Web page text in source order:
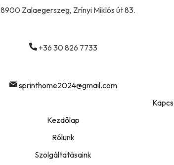
8900 Zalaegerszeg, Zrínyi Miklós út 83.
+36 30 826 7733
sprinthome2024@gmail.com
Kezdőlap
Rólunk
Szolgáltatásaink